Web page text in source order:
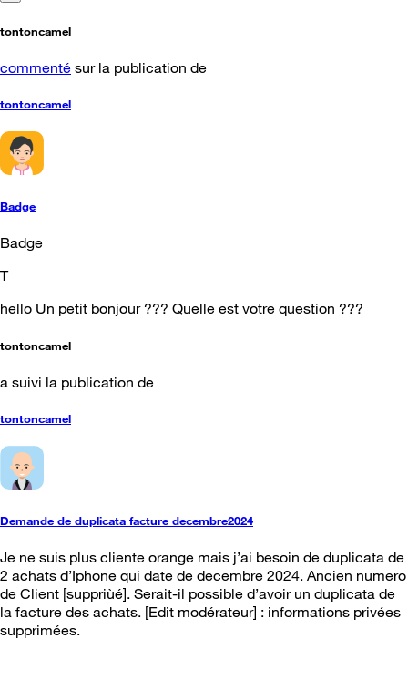
tontoncamel
commenté sur la publication de
tontoncamel
Badge
Badge
T
hello Un petit bonjour ??? Quelle est votre question ???
tontoncamel
a suivi la publication de
tontoncamel
Demande de duplicata facture decembre2024
Je ne suis plus cliente orange mais j’ai besoin de duplicata de
2 achats d’Iphone qui date de decembre 2024. Ancien numero
de Client [suppriùé]. Serait-il possible d’avoir un duplicata de
la facture des achats. [Edit modérateur] : informations privées
supprimées.